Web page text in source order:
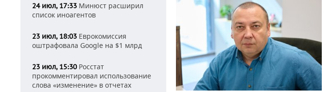
24 июл, 17:33 Минюст расширил
список иноагентов
23 июл, 18:03 Еврокомиссия
оштрафовала Google на $1 млрд
23 июл, 15:30Росстат
прокомментировал использование
слова «изменение» в отчетах